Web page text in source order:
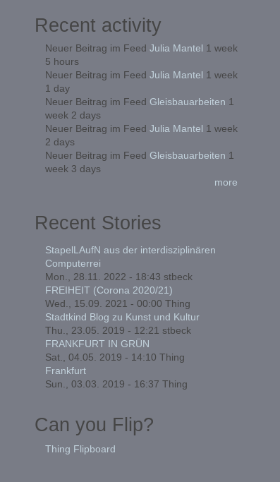
Recent activity
Neuer Beitrag im Feed Julia Mantel 1 week
5 hours
Neuer Beitrag im Feed Julia Mantel 1 week
1 day
Neuer Beitrag im Feed Gleisbauarbeiten 1
week 2 days
Neuer Beitrag im Feed Julia Mantel 1 week
2 days
Neuer Beitrag im Feed Gleisbauarbeiten 1
week 3 days
more
Recent Stories
StapelLAufN aus der interdisziplinären
Computerrei
Mon., 28.11. 2022 - 18:43 stbeck
FREIHEIT (Corona 2020/21)
Wed., 15.09. 2021 - 00:00 Thing
Stadtkind Blog zu Kunst und Kultur
Thu., 23.05. 2019 - 12:21 stbeck
FRANKFURT IN GRÜN
Sat., 04.05. 2019 - 14:10 Thing
Frankfurt
Sun., 03.03. 2019 - 16:37 Thing
Can you Flip?
Thing Flipboard